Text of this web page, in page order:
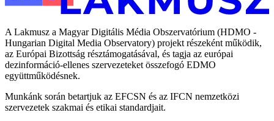
A Lakmusz a Magyar Digitális Média Obszervatórium (HDMO -
Hungarian Digital Media Observatory) projekt részeként működik,
az Európai Bizottság résztámogatásával, és tagja az európai
dezinformáció-ellenes szervezeteket összefogó EDMO
együttműködésnek.
Munkánk során betartjuk az EFCSN és az IFCN nemzetközi
szervezetek szakmai és etikai standardjait.